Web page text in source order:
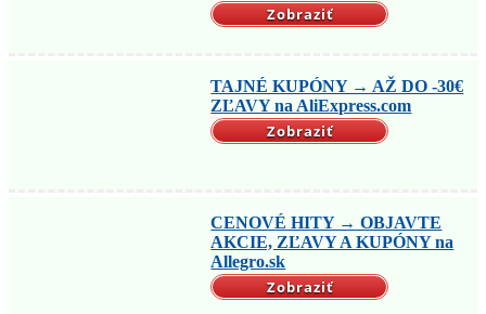
Zobraziť
TAJNÉ KUPÓNY → AŽ DO -30€
ZĽAVY na AliExpress.com
Zobraziť
CENOVÉ HITY → OBJAVTE
AKCIE, ZĽAVY A KUPÓNY na
Allegro.sk
Zobraziť